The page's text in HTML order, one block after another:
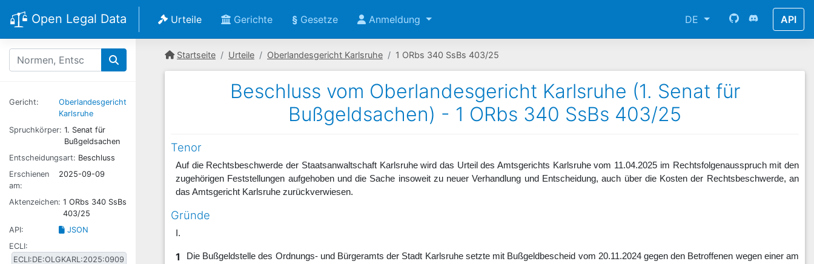
Open Legal Data Urteile Gerichte § Gesetze Anmeldung DE API
Gericht:
Oberlandesgericht
Karlsruhe
Spruchkörper: 1. Senat für
Bußgeldsachen
Entscheidungsart: Beschluss
Erschienen
am:
2025-09-09
Aktenzeichen: 1 ORbs 340 SsBs
403/25
API:
JSON
ECLI:
Startseite Urteile Oberlandesgericht Karlsruhe 1 ORbs 340 SsBs 403/25
Beschluss vom Oberlandesgericht Karlsruhe (1. Senat für
Bußgeldsachen) - 1 ORbs 340 SsBs 403/25
Tenor
Auf die Rechtsbeschwerde der Staatsanwaltschaft Karlsruhe wird das Urteil des Amtsgerichts Karlsruhe vom 11.04.2025 im Rechtsfolgenausspruch mit den
zugehörigen Feststellungen aufgehoben und die Sache insoweit zu neuer Verhandlung und Entscheidung, auch über die Kosten der Rechtsbeschwerde, an
das Amtsgericht Karlsruhe zurückverwiesen.
Gründe
I.
1
Die Bußgeldstelle des Ordnungs- und Bürgeramts der Stadt Karlsruhe setzte mit Bußgeldbescheid vom 20.11.2024 gegen den Betroffenen wegen einer am